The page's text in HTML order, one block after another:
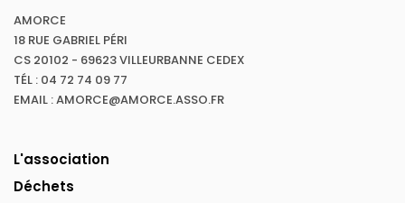
AMORCE
18 RUE GABRIEL PÉRI
CS 20102 - 69623 VILLEURBANNE CEDEX
TÉL : 04 72 74 09 77
EMAIL : AMORCE@AMORCE.ASSO.FR
L'association
Déchets